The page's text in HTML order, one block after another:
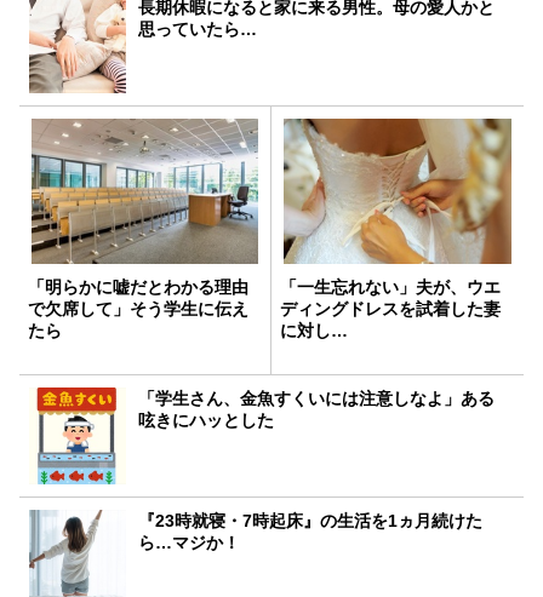
長期休暇になると家に来る男性。母の愛人かと
思っていたら…
「明らかに嘘だとわかる理由
で欠席して」そう学生に伝え
たら
「一生忘れない」夫が、ウエ
ディングドレスを試着した妻
に対し…
「学生さん、金魚すくいには注意しなよ」ある
呟きにハッとした
『23時就寝・7時起床』の生活を1ヵ月続けた
ら…マジか！